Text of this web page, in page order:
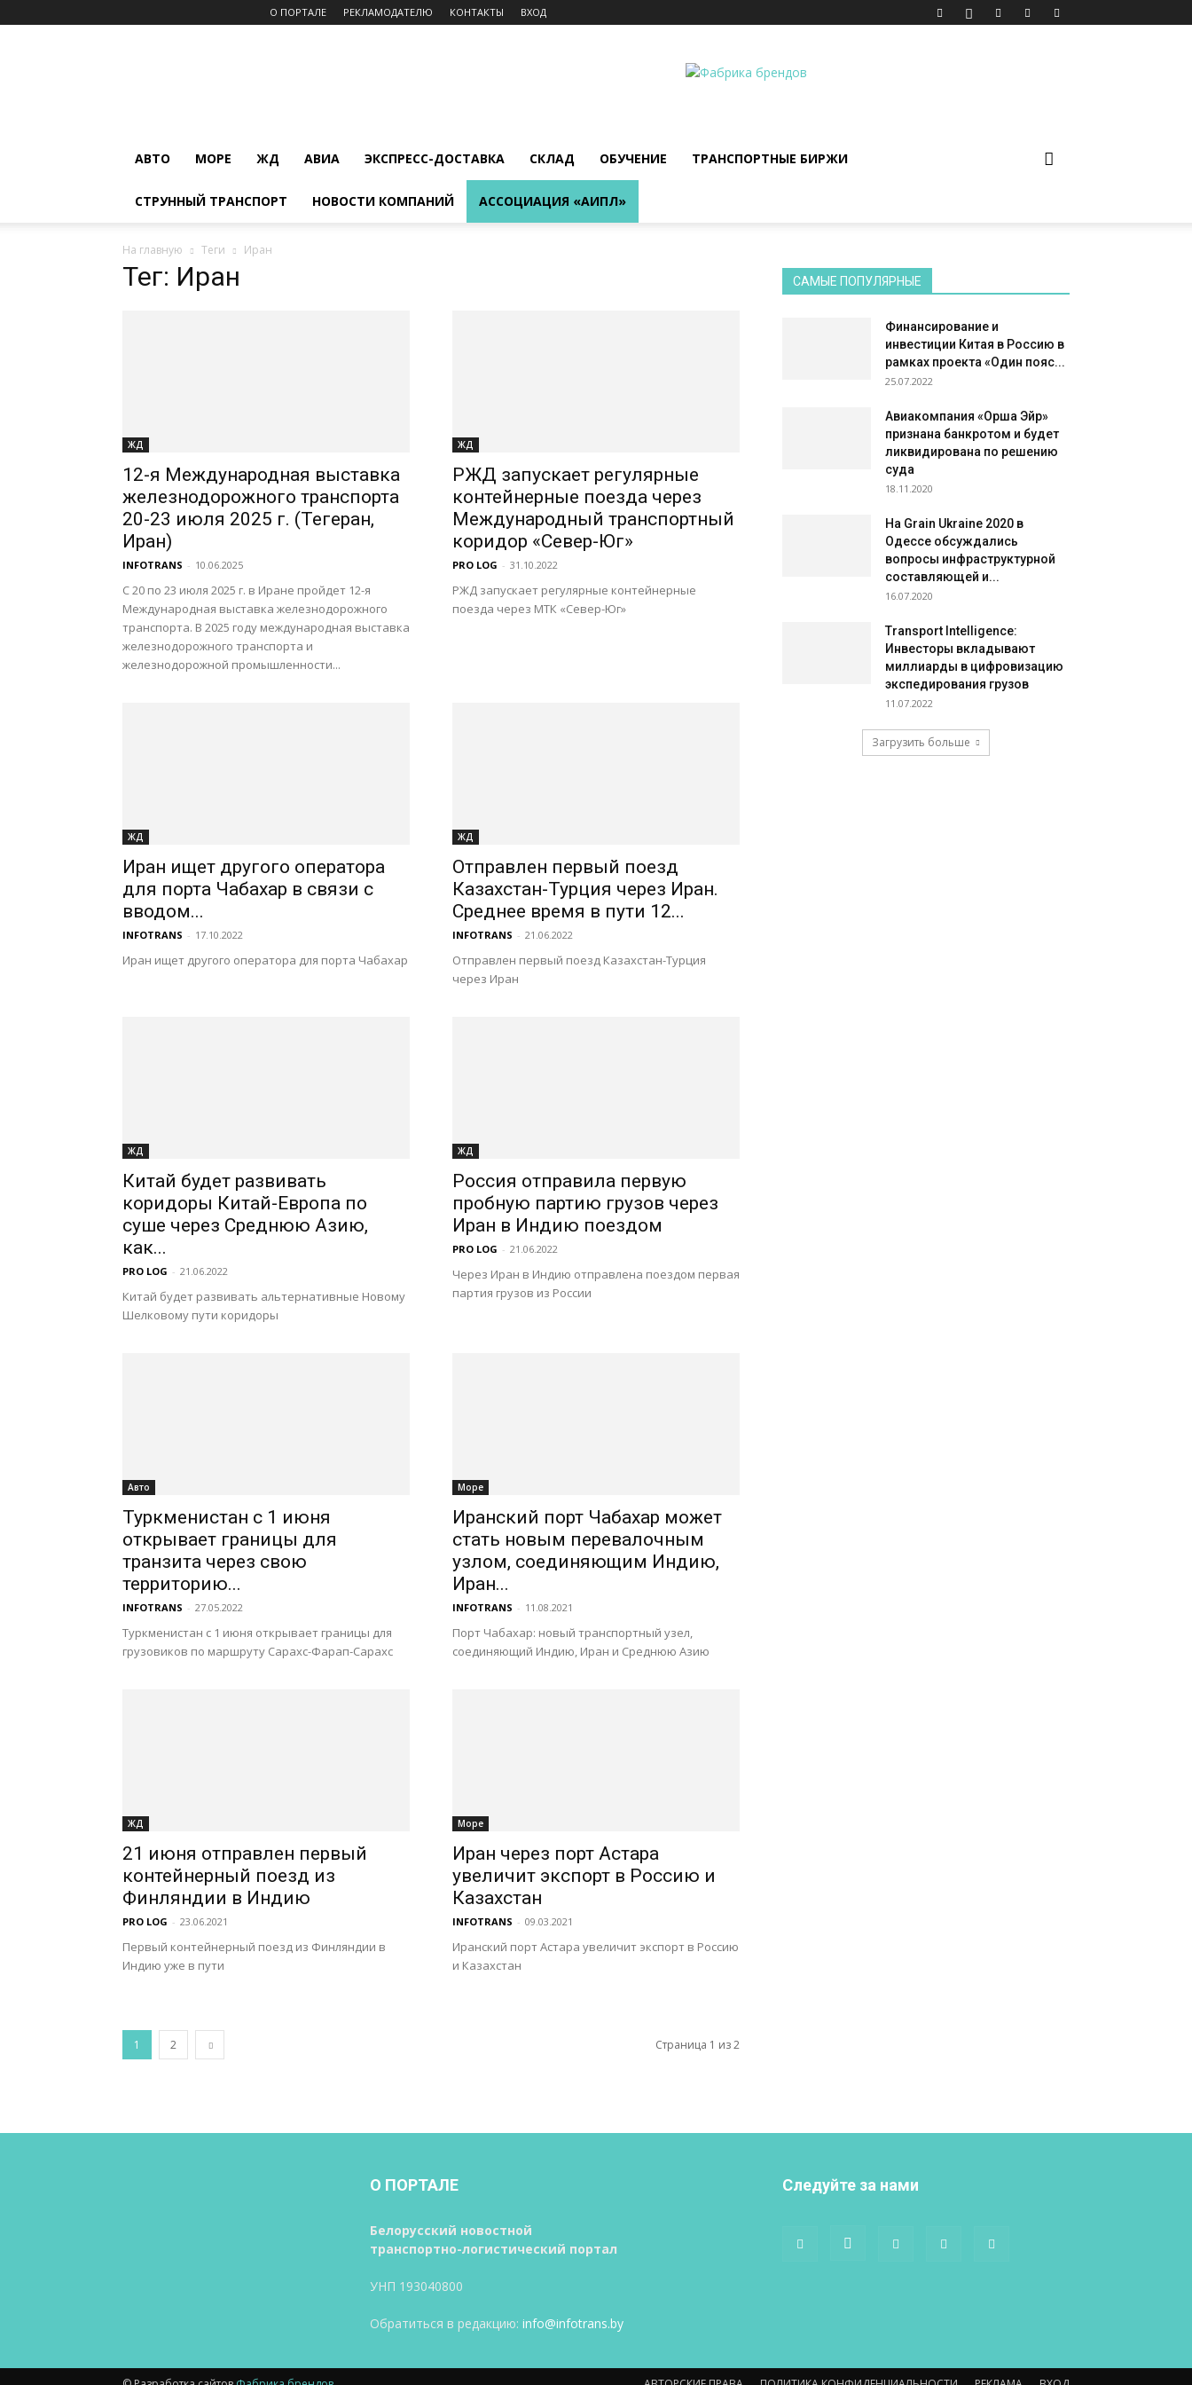
О ПОРТАЛЕ РЕКЛАМОДАТЕЛЮ КОНТАКТЫ ВХОД
АВТО МОРЕ ЖД АВИА ЭКСПРЕСС-ДОСТАВКА СКЛАД ОБУЧЕНИЕ ТРАНСПОРТНЫЕ БИРЖИ
СТРУННЫЙ ТРАНСПОРТ НОВОСТИ КОМПАНИЙ АССОЦИАЦИЯ «АИПЛ»
На главную Теги Иран
Тег: Иран
ЖД
12-я Международная выставка
железнодорожного транспорта
20-23 июля 2025 г. (Тегеран,
Иран)
INFOTRANS - 10.06.2025
С 20 по 23 июля 2025 г. в Иране пройдет 12-я
Международная выставка железнодорожного
транспорта. В 2025 году международная выставка
железнодорожного транспорта и
железнодорожной промышленности...
ЖД
РЖД запускает регулярные
контейнерные поезда через
Международный транспортный
коридор «Север-Юг»
PRO LOG - 31.10.2022
РЖД запускает регулярные контейнерные
поезда через МТК «Север-Юг»
ЖД
Иран ищет другого оператора
для порта Чабахар в связи с
вводом...
INFOTRANS - 17.10.2022
Иран ищет другого оператора для порта Чабахар
ЖД
Отправлен первый поезд
Казахстан-Турция через Иран.
Среднее время в пути 12...
INFOTRANS - 21.06.2022
Отправлен первый поезд Казахстан-Турция
через Иран
ЖД
Китай будет развивать
коридоры Китай-Европа по
суше через Среднюю Азию,
как...
PRO LOG - 21.06.2022
Китай будет развивать альтернативные Новому
Шелковому пути коридоры
ЖД
Россия отправила первую
пробную партию грузов через
Иран в Индию поездом
PRO LOG - 21.06.2022
Через Иран в Индию отправлена поездом первая
партия грузов из России
Авто
Туркменистан с 1 июня
открывает границы для
транзита через свою
территорию...
INFOTRANS - 27.05.2022
Туркменистан с 1 июня открывает границы для
грузовиков по маршруту Сарахс-Фарап-Сарахс
Море
Иранский порт Чабахар может
стать новым перевалочным
узлом, соединяющим Индию,
Иран...
INFOTRANS - 11.08.2021
Порт Чабахар: новый транспортный узел,
соединяющий Индию, Иран и Среднюю Азию
ЖД
21 июня отправлен первый
контейнерный поезд из
Финляндии в Индию
PRO LOG - 23.06.2021
Первый контейнерный поезд из Финляндии в
Индию уже в пути
Море
Иран через порт Астара
увеличит экспорт в Россию и
Казахстан
INFOTRANS - 09.03.2021
Иранский порт Астара увеличит экспорт в Россию
и Казахстан
1 2 Страница 1 из 2
САМЫЕ ПОПУЛЯРНЫЕ
Финансирование и
инвестиции Китая в Россию в
рамках проекта «Один пояс...
25.07.2022
Авиакомпания «Орша Эйр»
признана банкротом и будет
ликвидирована по решению
суда
18.11.2020
На Grain Ukraine 2020 в
Одессе обсуждались
вопросы инфраструктурной
составляющей и...
16.07.2020
Transport Intelligence:
Инвесторы вкладывают
миллиарды в цифровизацию
экспедирования грузов
11.07.2022
Загрузить больше
О ПОРТАЛЕ
Белорусский новостной
транспортно-логистический портал
УНП 193040800
Обратиться в редакцию: info@infotrans.bу
Следуйте за нами